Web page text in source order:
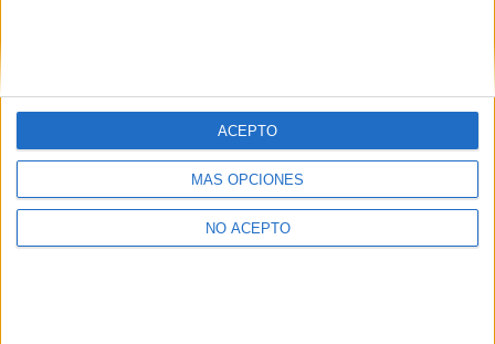
MÁS OPCIONES
NO ACEPTO
ACEPTO